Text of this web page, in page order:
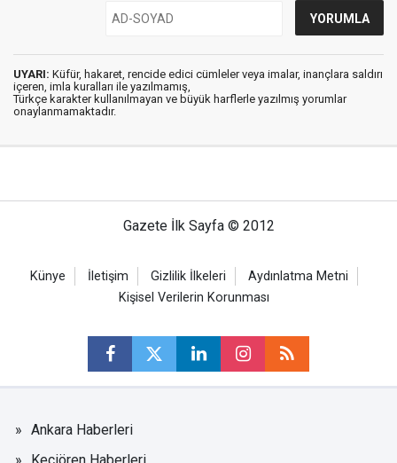
UYARI: Küfür, hakaret, rencide edici cümleler veya imalar, inançlara saldırı
içeren, imla kuralları ile yazılmamış,
Türkçe karakter kullanılmayan ve büyük harflerle yazılmış yorumlar
onaylanmamaktadır.
Gazete İlk Sayfa © 2012
Künye İletişim Gizlilik İlkeleri
Aydınlatma Metni
Kişisel Verilerin Korunması
Ankara Haberleri